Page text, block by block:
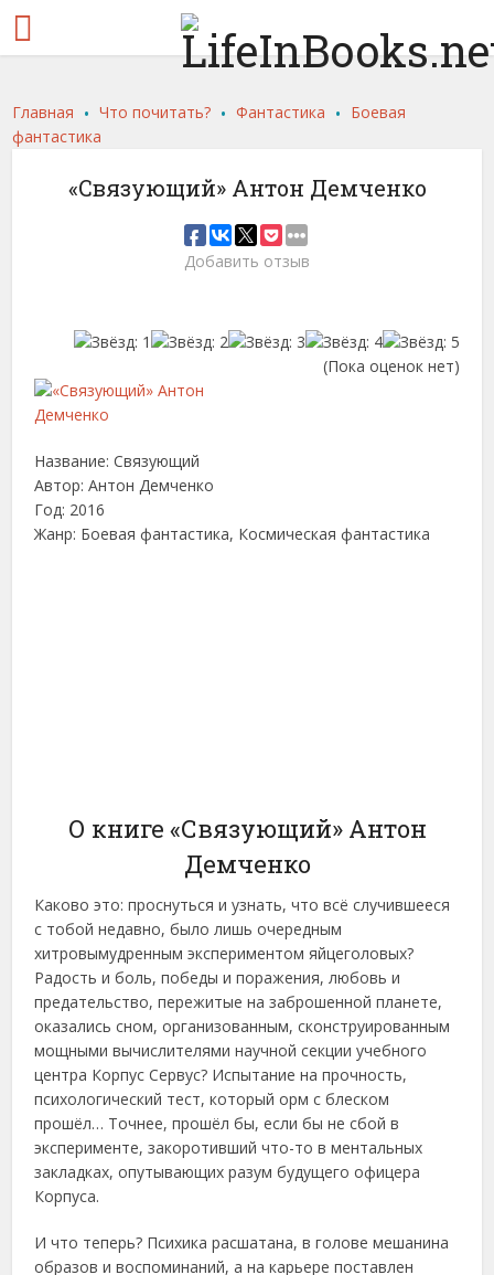
Главная .Что почитать? .Фантастика . Боевая
фантастика
«Связующий» Антон Демченко
Добавить отзыв
(Пока оценок нет)
Название: Связующий
Автор: Антон Демченко
Год: 2016
Жанр: Боевая фантастика, Космическая фантастика
О книге «Связующий» Антон
Демченко
Каково это: проснуться и узнать, что всё случившееся
с тобой недавно, было лишь очередным
хитровымудренным экспериментом яйцеголовых?
Радость и боль, победы и поражения, любовь и
предательство, пережитые на заброшенной планете,
оказались сном, организованным, сконструированным
мощными вычислителями научной секции учебного
центра Корпус Сервус? Испытание на прочность,
психологический тест, который орм с блеском
прошёл… Точнее, прошёл бы, если бы не сбой в
эксперименте, закоротивший что-то в ментальных
закладках, опутывающих разум будущего офицера
Корпуса.
И что теперь? Психика расшатана, в голове мешанина
образов и воспоминаний, а на карьере поставлен